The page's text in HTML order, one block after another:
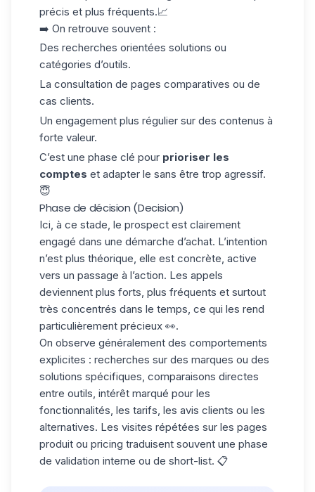
précis et plus fréquents.📈
➡️ On retrouve souvent :
Des recherches orientées solutions ou
catégories d’outils.
La consultation de pages comparatives ou de
cas clients.
Un engagement plus régulier sur des contenus à
forte valeur.
C’est une phase clé pour prioriser les
comptes et adapter le sans être trop agressif.
😇
Phase de décision (Decision)
Ici, à ce stade, le prospect est clairement
engagé dans une démarche d’achat. L’intention
n’est plus théorique, elle est concrète, active
vers un passage à l’action. Les appels
deviennent plus forts , plus fréquents et surtout
très concentrés dans le temps, ce qui les rend
particulièrement précieux 👀.
On observe généralement des comportements
explicites : recherches sur des marques ou des
solutions spécifiques, comparaisons directes
entre outils, intérêt marqué pour les
fonctionnalités, les tarifs, les avis clients ou les
alternatives. Les visites répétées sur les pages
produit ou pricing traduisent souvent une phase
de validation interne ou de short-list. 📋